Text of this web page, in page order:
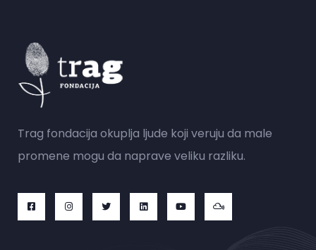
Trag fondacija okuplja ljude koji veruju da male
promene mogu da naprave veliku razliku.